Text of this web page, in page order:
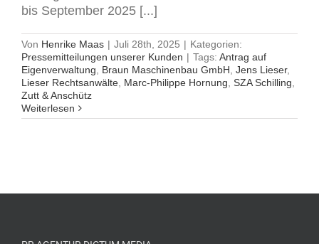
bis September 2025 [...]
Von Henrike Maas | Juli 28th, 2025 | Kategorien:
Pressemitteilungen unserer Kunden | Tags: Antrag auf
Eigenverwaltung
Braun Maschinenbau GmbH Jens Lieser,
Lieser Rechtsanwälte Marc-Philippe Hornung SZA Schilling
Zutt & Anschütz
Weiterlesen